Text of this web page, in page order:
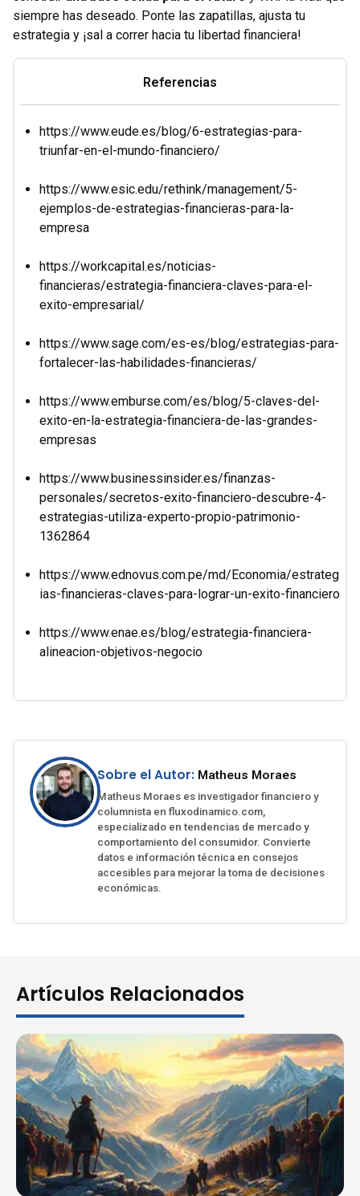
siempre has deseado. Ponte las zapatillas, ajusta tu
estrategia y ¡sal a correr hacia tu libertad financiera!
Referencias
https://www.eude.es/blog/6-estrategias-para-
triunfar-en-el-mundo-financiero/
https://www.esic.edu/rethink/management/5-
ejemplos-de-estrategias-financieras-para-la-
empresa
https://workcapital.es/noticias-
financieras/estrategia-financiera-claves-para-el-
exito-empresarial/
https://www.sage.com/es-es/blog/estrategias-para-
fortalecer-las-habilidades-financieras/
https://www.emburse.com/es/blog/5-claves-del-
exito-en-la-estrategia-financiera-de-las-grandes-
empresas
https://www.businessinsider.es/finanzas-
personales/secretos-exito-financiero-descubre-4-
estrategias-utiliza-experto-propio-patrimonio-
1362864
https://www.ednovus.com.pe/md/Economia/estrateg
ias-financieras-claves-para-lograr-un-exito-financiero
https://www.enae.es/blog/estrategia-financiera-
alineacion-objetivos-negocio
Sobre el Autor: Matheus Moraes
Matheus Moraes es investigador financiero y
columnista en fluxodinamico.com,
especializado en tendencias de mercado y
comportamiento del consumidor. Convierte
datos e información técnica en consejos
accesibles para mejorar la toma de decisiones
económicas.
Artículos Relacionados